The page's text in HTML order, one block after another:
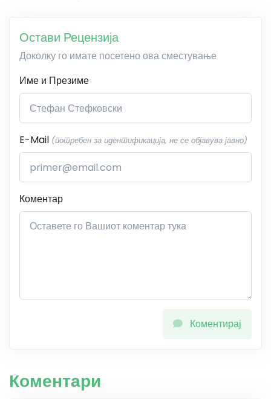
Остави Рецензија
Доколку го имате посетено ова сместување
Име и Презиме
E-Mail (потребен за идентификација, не се објавува јавно)
Коментар
Коментирај
Коментари